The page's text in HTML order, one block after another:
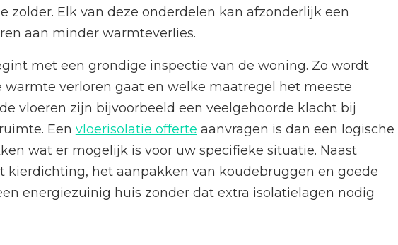
zolder. Elk van deze onderdelen kan afzonderlijk een
aan minder warmteverlies.
met een grondige inspectie van de woning. Zo wordt
verloren gaat en welke maatregel het meeste
vloeren zijn bijvoorbeeld een veelgehoorde klacht bij
Een vloerisolatie offerte aanvragen is dan een logische
wat er mogelijk is voor uw specifieke situatie. Naast
kierdichting, het aanpakken van koudebruggen en goede
energiezuinig huis zonder dat extra isolatielagen nodig